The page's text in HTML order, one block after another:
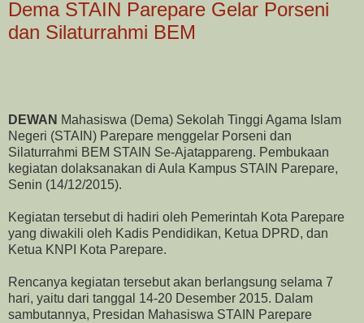
Dema STAIN Parepare Gelar Porseni
dan Silaturrahmi BEM
DEWAN Mahasiswa (Dema) Sekolah Tinggi Agama Islam
Negeri (STAIN) Parepare menggelar Porseni dan
Silaturrahmi BEM STAIN Se-Ajatappareng. Pembukaan
kegiatan dolaksanakan di Aula Kampus STAIN Parepare,
Senin (14/12/2015).
Kegiatan tersebut di hadiri oleh Pemerintah Kota Parepare
yang diwakili oleh Kadis Pendidikan, Ketua DPRD, dan
Ketua KNPI Kota Parepare.
Rencanya kegiatan tersebut akan berlangsung selama 7
hari, yaitu dari tanggal 14-20 Desember 2015. Dalam
sambutannya, Presidan Mahasiswa STAIN Parepare